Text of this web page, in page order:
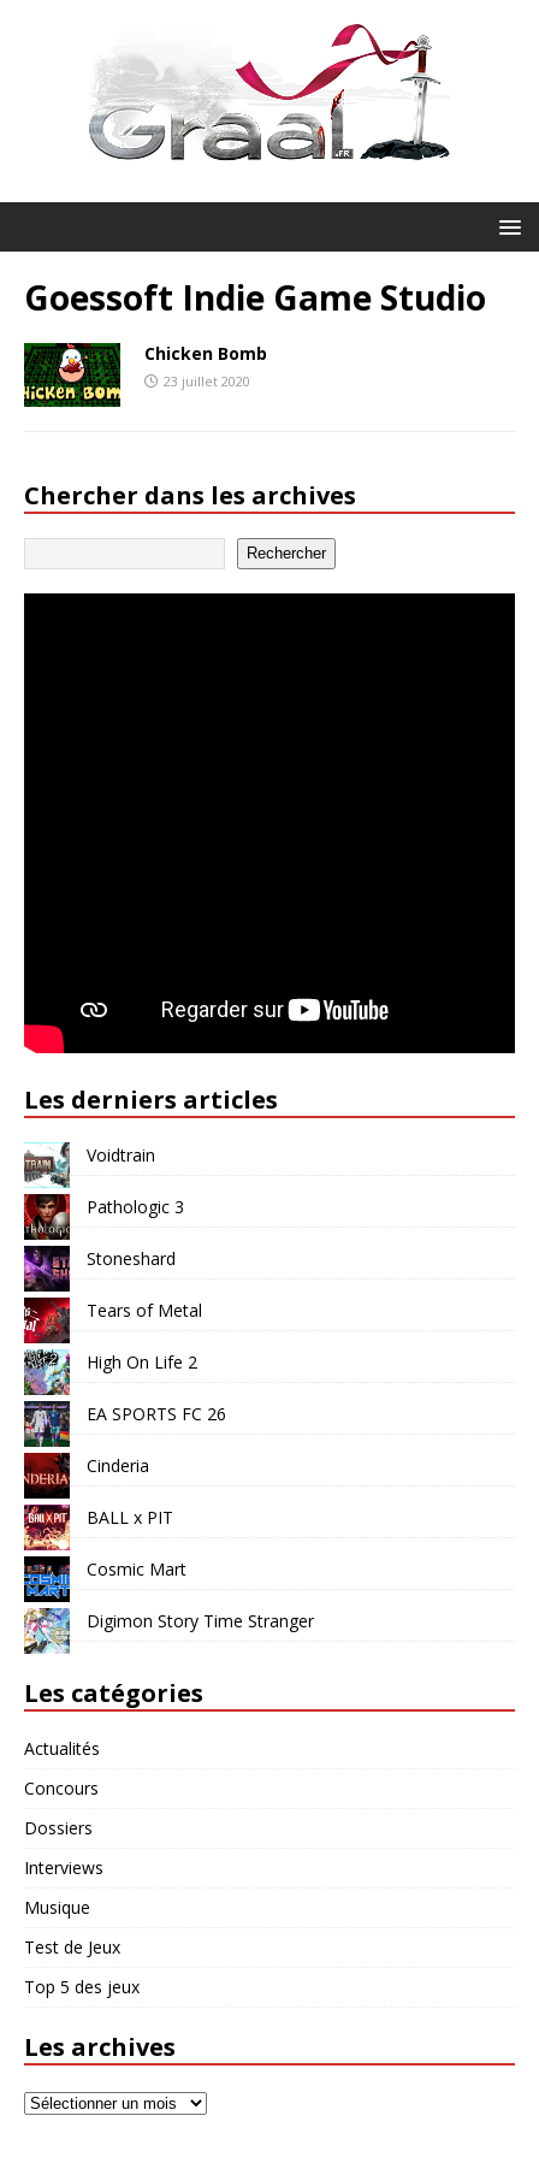
Goessoft Indie Game Studio
Chicken Bomb
23 juillet 2020
Chercher dans les archives
Rechercher
Les derniers articles
Voidtrain
Pathologic 3
Stoneshard
Tears of Metal
High On Life 2
EA SPORTS FC 26
Cinderia
BALL x PIT
Cosmic Mart
Digimon Story Time Stranger
Les catégories
Actualités
Concours
Dossiers
Interviews
Musique
Test de Jeux
Top 5 des jeux
Les archives